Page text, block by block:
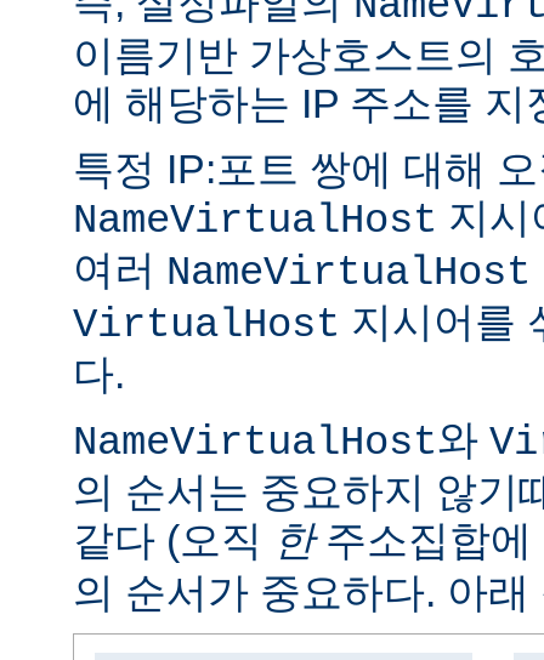
이름기반 가상호스트의
에 해당하는 IP 주소를 지
특정 IP:포트 쌍에 대해
NameVirtualHost 지시
여러 NameVirtualHost
VirtualHost 지시어를
다.
NameVirtualHost와
의 순서는 중요하지 않기
같다 (오직 한주소집합
의 순서가 중요하다. 아래